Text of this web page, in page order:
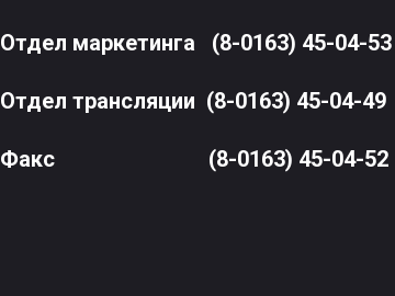
Отдел маркетинга (8-0163) 45-04-53
Отдел трансляции (8-0163) 45-04-49
Факс (8-0163) 45-04-52